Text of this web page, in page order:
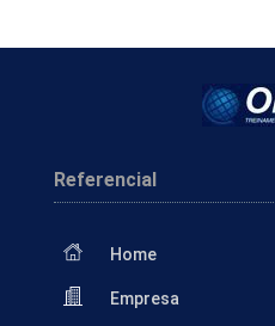
Referencial
Home
Empresa